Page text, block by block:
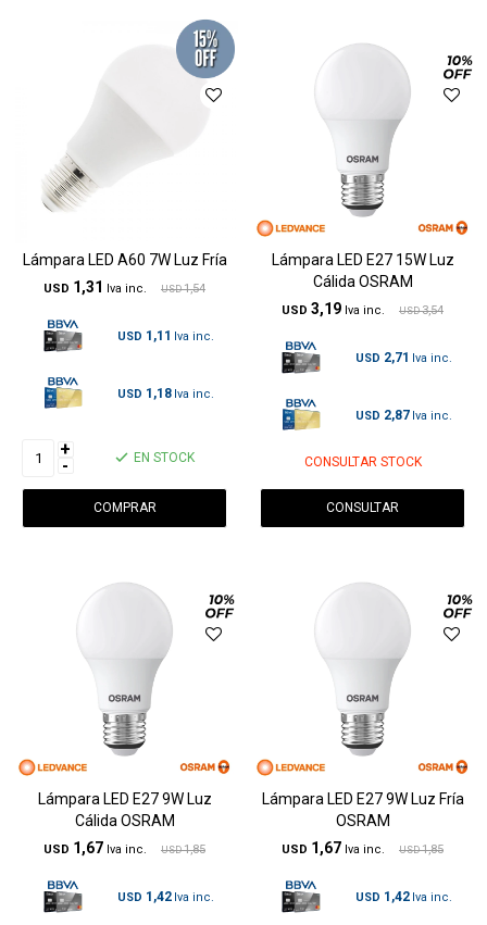
Lámpara LED A60 7W Luz Fría
USD 1,31 USD 1,54
USD 1,11
USD 1,18
+
- EN STOCK
Lámpara LED E27 15W Luz
Cálida OSRAM
USD 3,19 USD 3,54
USD 2,71
USD 2,87
CONSULTAR STOCK
CONSULTAR
Lámpara LED E27 9W Luz
Cálida OSRAM
USD 1,67 USD 1,85
USD 1,42
Lámpara LED E27 9W Luz Fría
OSRAM
USD 1,67 USD 1,85
USD 1,42